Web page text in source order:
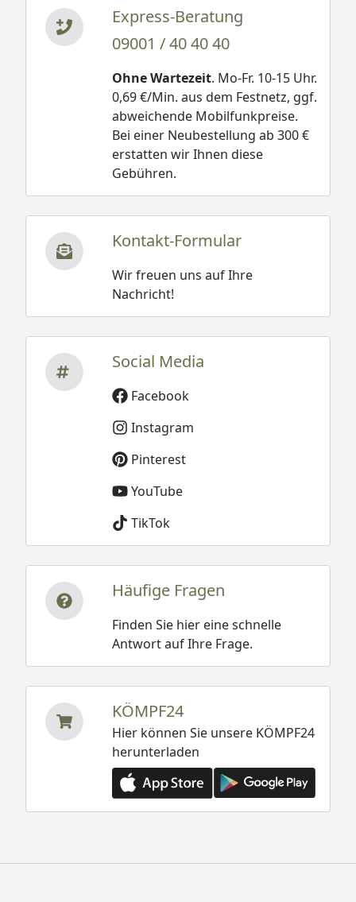
Express-Beratung
09001 / 40 40 40
Ohne Wartezeit. Mo-Fr. 10-15 Uhr.
0,69 €/Min. aus dem Festnetz, ggf.
abweichende Mobilfunkpreise.
Bei einer Neubestellung ab 300 €
erstatten wir Ihnen diese
Gebühren.
Kontakt-Formular
Wir freuen uns auf Ihre
Nachricht!
Social Media
Facebook
Instagram
Pinterest
YouTube
TikTok
Häufige Fragen
Finden Sie hier eine schnelle
Antwort auf Ihre Frage.
KÖMPF24
Hier können Sie unsere KÖMPF24
herunterladen